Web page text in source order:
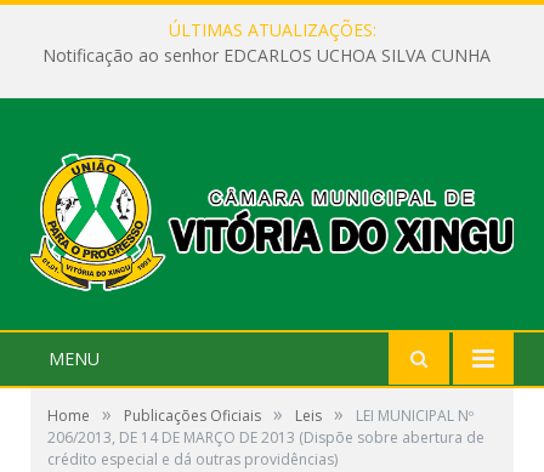
ÚLTIMAS ATUALIZAÇÕES:
Notificação ao senhor EDCARLOS UCHOA SILVA CUNHA
MENU
Home » Publicações Oficiais » Leis »
LEI MUNICIPAL Nº
206/2013, DE 14 DE MARÇO DE 2013 (Dispõe sobre abertura de
crédito especial e dá outras providências)